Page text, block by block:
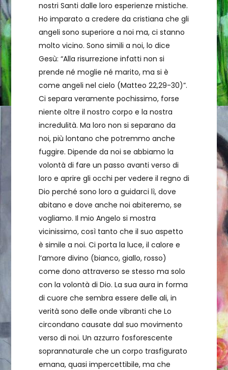
nostri Santi dalle loro esperienze mistiche.
Ho imparato a credere da cristiana che gli
angeli sono superiore a noi ma, ci stanno
molto vicino. Sono simili a noi, lo dice
Gesù: “Alla risurrezione infatti non si
prende né moglie né marito, ma si è
come angeli nel cielo (Matteo 22,29-30)”.
Ci separa veramente pochissimo, forse
niente oltre il nostro corpo e la nostra
incredulità. Ma loro non si separano da
noi, più lontano che potremmo anche
fuggire. Dipende da noi se abbiamo la
volontà di fare un passo avanti verso di
loro e aprire gli occhi per vedere il regno di
Dio perché sono loro a guidarci lì, dove
abitano e dove anche noi abiteremo, se
vogliamo. Il mio Angelo si mostra
vicinissimo, così tanto che il suo aspetto
è simile a noi. Ci porta la luce, il calore e
l’amore divino (bianco, giallo, rosso)
come dono attraverso se stesso ma solo
con la volontà di Dio. La sua aura in forma
di cuore che sembra essere delle ali, in
verità sono delle onde vibranti che Lo
circondano causate dal suo movimento
verso di noi. Un azzurro fosforescente
soprannaturale che un corpo trasfigurato
emana, quasi impercettibile, ma che